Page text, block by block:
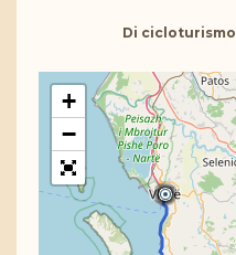
Di cicloturismo
+
−